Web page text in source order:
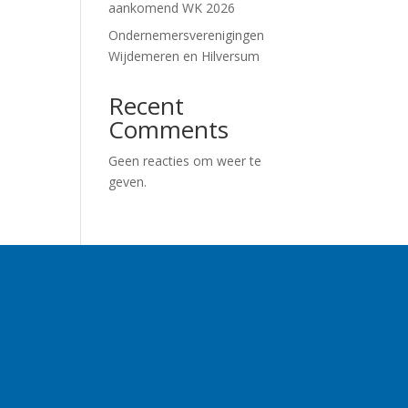
aankomend WK 2026
Ondernemersverenigingen
Wijdemeren en Hilversum
Recent
Comments
Geen reacties om weer te
geven.